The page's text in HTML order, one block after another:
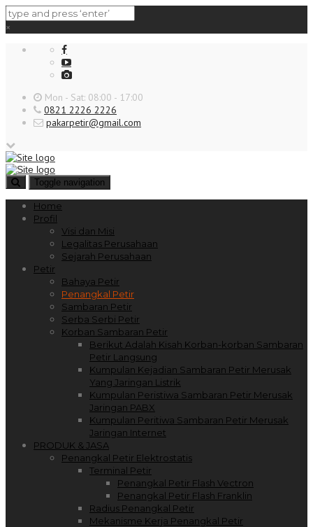
×
Mon - Sat: 08:00 - 17:00
0821 2226 2226
pakarpetir@gmail.com
Toggle navigation
Home
Profil
Visi dan Misi
Legalitas Perusahaan
Sejarah Perusahaan
Petir
Bahaya Petir
Penangkal Petir
Sambaran Petir
Serba Serbi Petir
Korban Sambaran Petir
Berikut Adalah Kisah Korban-korban Sambaran
Petir Langsung
Kumpulan Kejadian Sambaran Petir Merusak
Yang Jaringan Listrik
Kumpulan Peristiwa Sambaran Petir Merusak
Jaringan PABX
Kumpulan Peritiwa Sambaran Petir Merusak
Jaringan Internet
PRODUK & JASA
Penangkal Petir Elektrostatis
Terminal Petir
Penangkal Petir Flash Vectron
Penangkal Petir Flash Franklin
Radius Penangkal Petir
Mekanisme Kerja Penangkal Petir